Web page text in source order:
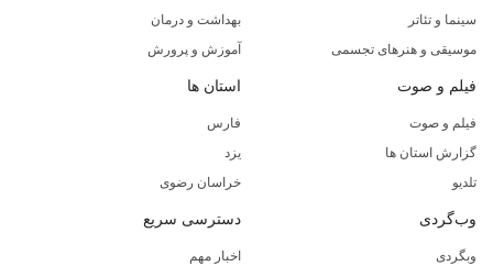
سینما و تئاتر
موسیقی و هنرهای تجسمی
بهداشت و درمان
آموزش و پرورش
فیلم و صوت
فیلم و صوت
گزارش استان ها
تلدیو
استان ها
فارس
یزد
خراسان رضوی
وب‌گردی
وبگردی
دسترسی سریع
اخبار مهم